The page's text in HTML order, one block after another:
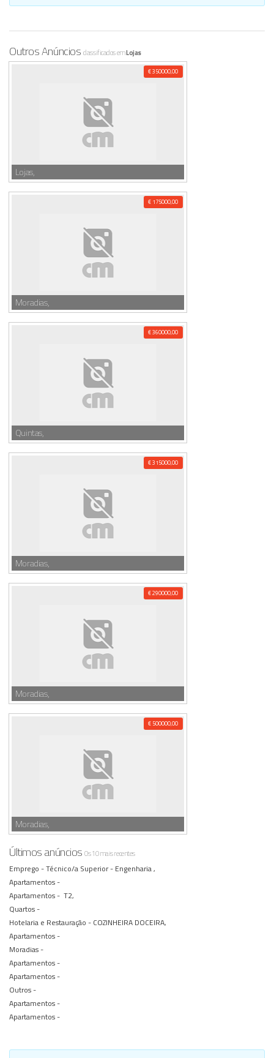
Outros Anúncios classificados emLojas
€ 350000,00
Lojas,
€ 175000,00
Moradias,
€ 360000,00
Quintas,
€ 315000,00
Moradias,
€ 290000,00
Moradias,
€ 500000,00
Moradias,
Últimos anúnciosOs 10 mais recentes
Emprego -Técnico/a Superior - Engenharia ,
Apartamentos -
Apartamentos - T2,
Quartos -
Hotelaria e Restauração - COZINHEIRA DOCEIRA,
Apartamentos -
Moradias -
Apartamentos -
Apartamentos -
Outros -
Apartamentos -
Apartamentos -